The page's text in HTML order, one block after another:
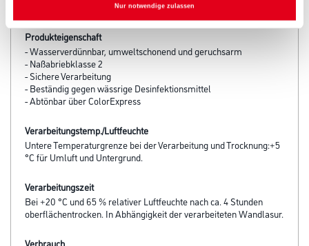
Nur notwendige zulassen
Produkteigenschaft
- Wasserverdünnbar, umweltschonend und geruchsarm
- Naßabriebklasse 2
- Sichere Verarbeitung
- Beständig gegen wässrige Desinfektionsmittel
- Abtönbar über ColorExpress
Verarbeitungstemp./Luftfeuchte
Untere Temperaturgrenze bei der Verarbeitung und Trocknung:+5
°C für Umluft und Untergrund.
Verarbeitungszeit
Bei +20 °C und 65 % relativer Luftfeuchte nach ca. 4 Stunden
oberflächentrocken. In Abhängigkeit der verarbeiteten Wandlasur.
Verbrauch